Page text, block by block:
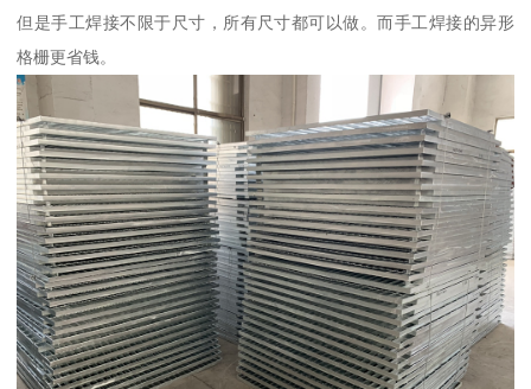
但是手工焊接不限于尺寸，所有尺寸都可以做。而手工焊接的异形
格栅更省钱。